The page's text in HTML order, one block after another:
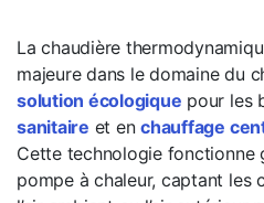
La chaudière
majeure dans le domaine du
solution écologique pour les
sanitaire et enchauffage
Cette technologie fonctionne
pompe à chaleur, captant les